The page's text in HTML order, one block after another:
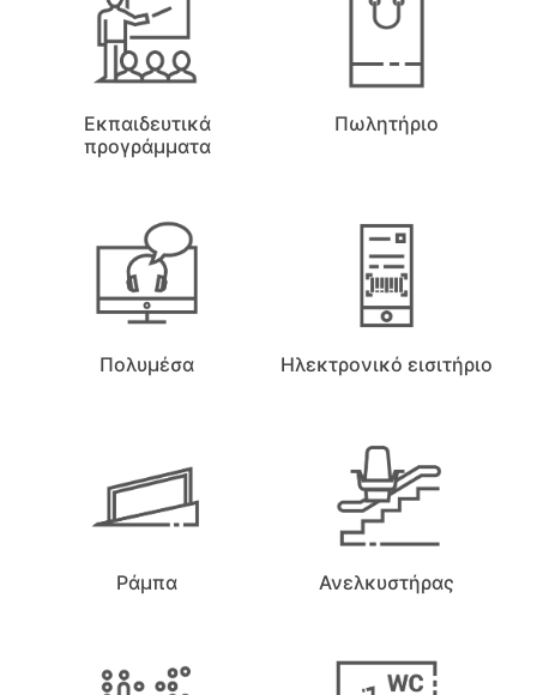
Εκπαιδευτικά
προγράμματα
Πωλητήριο
Πολυμέσα Ηλεκτρονικό εισιτήριο
Ράμπα Ανελκυστήρας